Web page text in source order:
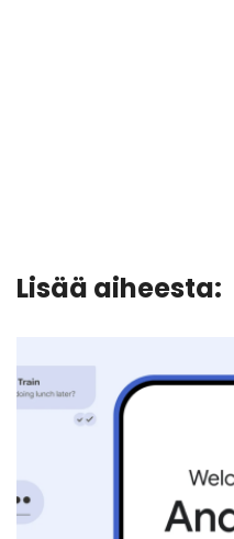
Lisää aiheesta: